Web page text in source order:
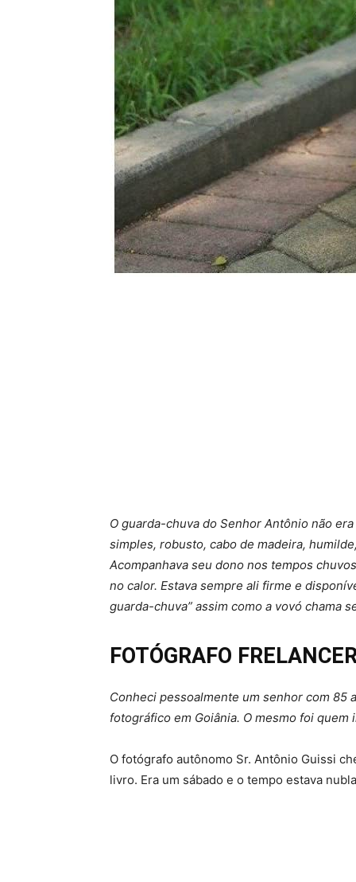
O guarda-chuva do Senhor Antônio não
simples, robusto, cabo de madeira,
Acompanhava seu dono nos tempos
no calor. Estava sempre ali firme e
guarda-chuva” assim como a vovó chama
FOTÓGRAFO
Conheci pessoalmente um senhor com 85
fotográfico em Goiânia. O mesmo foi
O fotógrafo autônomo Sr. Antônio Guissi
livro. Era um sábado e o tempo estava